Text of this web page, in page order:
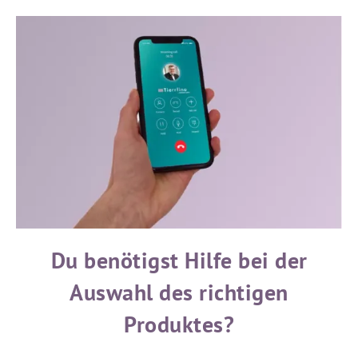
Du benötigst Hilfe bei der
Auswahl des richtigen
Produktes?